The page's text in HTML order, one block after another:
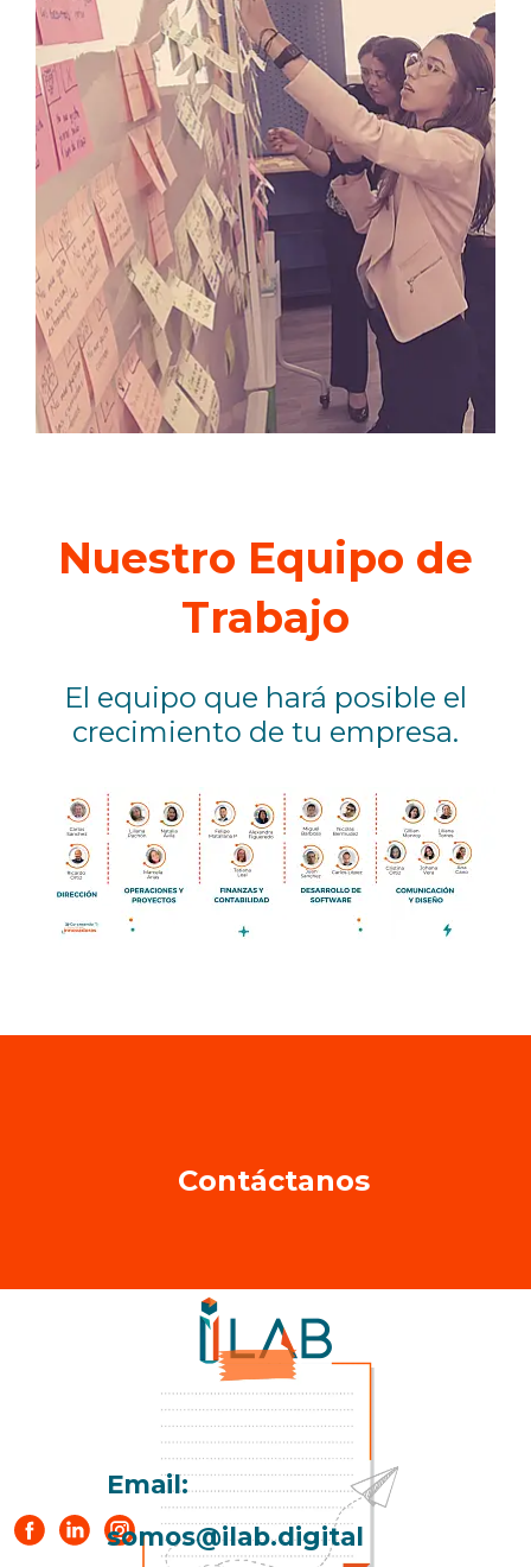
Nuestro Equipo de
Trabajo
El equipo que hará posible el
crecimiento de tu empresa.
Contáctanos
Email:
somos@ilab.digital